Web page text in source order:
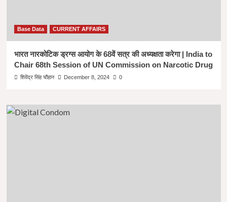
Base Data CURRENT AFFAIRS
भारत नारकोटिक ड्रग्स आयोग के 68वें सत्र की अध्यक्षता करेगा | India to
Chair 68th Session of UN Commission on Narcotic Drug
शिवेंद्र सिंह चौहान December 8, 2024 0